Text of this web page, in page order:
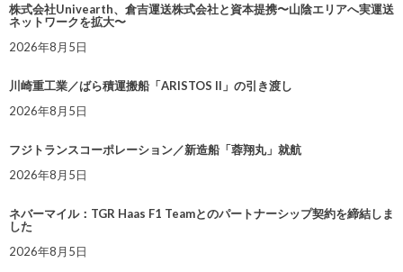
株式会社Univearth、倉吉運送株式会社と資本提携〜山陰エリアへ実運送
ネットワークを拡大〜
2026年8月5日
川崎重工業／ばら積運搬船「ARISTOS II」の引き渡し
2026年8月5日
フジトランスコーポレーション／新造船「蓉翔丸」就航
2026年8月5日
ネバーマイル：TGR Haas F1 Teamとのパートナーシップ契約を締結しま
した
2026年8月5日